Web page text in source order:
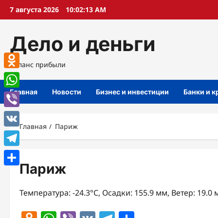
Перейти
7 августа 2026 10:02:14 AM
Дело и деньги
Баланс прибыли
Главная Новости Бизнес и инвестиции Банки и
Главная Париж
Париж
Температура: -24.3°C, Осадки: 155.9 мм, Ветер: 19.0
Odnoklassniki
WhatsApp
Viber
VK
Telegram
Отправить